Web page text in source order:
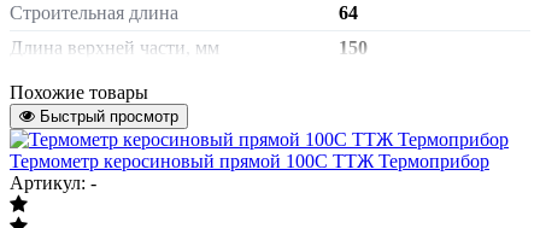
Строительная длина
64
Длина верхней части, мм
150
Длина нижней погружной части, мм
Артикул
Материал гильзы
латунь
Похожие товары
Быстрый просмотр
Термометр керосиновый прямой 100С ТТЖ Термоприбор
Артикул: -